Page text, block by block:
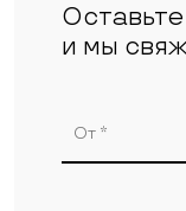
и мы